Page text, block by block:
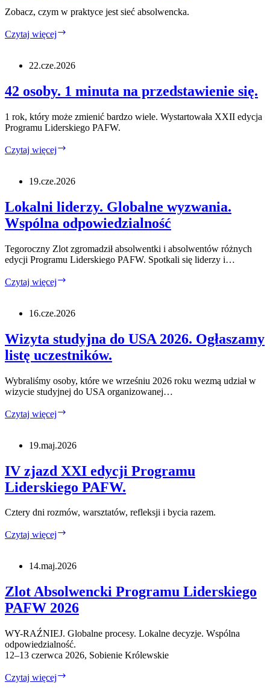
Zobacz, czym w praktyce jest sieć absolwencka.
Czytaj więcej
Spotkania,
budują
społeczność
22.cze.2026
42 osoby. 1 minuta na przedstawienie się.
1 rok, który może zmienić bardzo wiele. Wystartowała XXII edycja
Programu Liderskiego PAFW.
Czytaj więcej
minuta
przedstawienie
się.
19.cze.2026
Lokalni liderzy. Globalne wyzwania.
Wspólna odpowiedzialność
Tegoroczny Zlot zgromadził absolwentki i absolwentów różnych
edycji Programu Liderskiego PAFW. Spotkali się liderzy i…
Czytaj więcej
wyzwania.
odpowiedzialność
16.cze.2026
Wizyta studyjna do USA 2026. Ogłaszamy
listę uczestników.
Wybraliśmy osoby, które we wrześniu 2026 roku wezmą udział w
wizycie studyjnej do USA organizowanej…
Czytaj więcej
USA
Ogłaszamy
listę
uczestników.
19.maj.2026
IV zjazd XXI edycji Programu
Liderskiego PAFW.
Cztery dni rozmów, warsztatów, refleksji i bycia razem.
Czytaj więcej
edycji
Liderskiego
PAFW.
14.maj.2026
Zlot Absolwencki Programu Liderskiego
PAFW 2026
WY-RAŹNIEJ. Globalne procesy. Lokalne decyzje. Wspólna
odpowiedzialność.
12–13 czerwca 2026, Sobienie Królewskie
Czytaj więcej